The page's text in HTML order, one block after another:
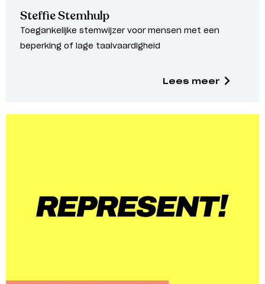
Steffie Stemhulp
Toegankelijke stemwijzer voor mensen met een
beperking of lage taalvaardigheid
Lees meer